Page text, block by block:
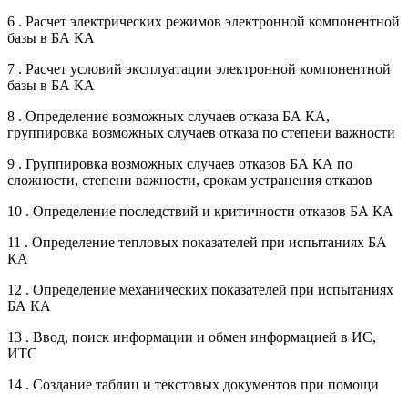
6 . Расчет электрических режимов электронной компонентной
базы в БА КА
7 . Расчет условий эксплуатации электронной компонентной
базы в БА КА
8 . Определение возможных случаев отказа БА КА,
группировка возможных случаев отказа по степени важности
9 . Группировка возможных случаев отказов БА КА по
сложности, степени важности, срокам устранения отказов
10 . Определение последствий и критичности отказов БА КА
11 . Определение тепловых показателей при испытаниях БА
КА
12 . Определение механических показателей при испытаниях
БА КА
13 . Ввод, поиск информации и обмен информацией в ИС,
ИТС
14 . Создание таблиц и текстовых документов при помощи